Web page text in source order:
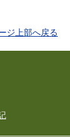
ジ上部へ戻る